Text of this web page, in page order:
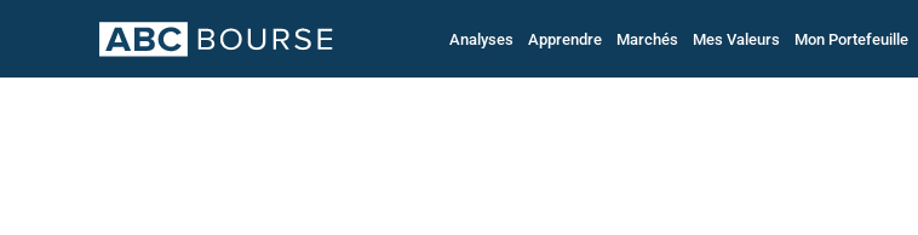
Analyses Apprendre Marchés Mes Valeurs Mon Portefeuille